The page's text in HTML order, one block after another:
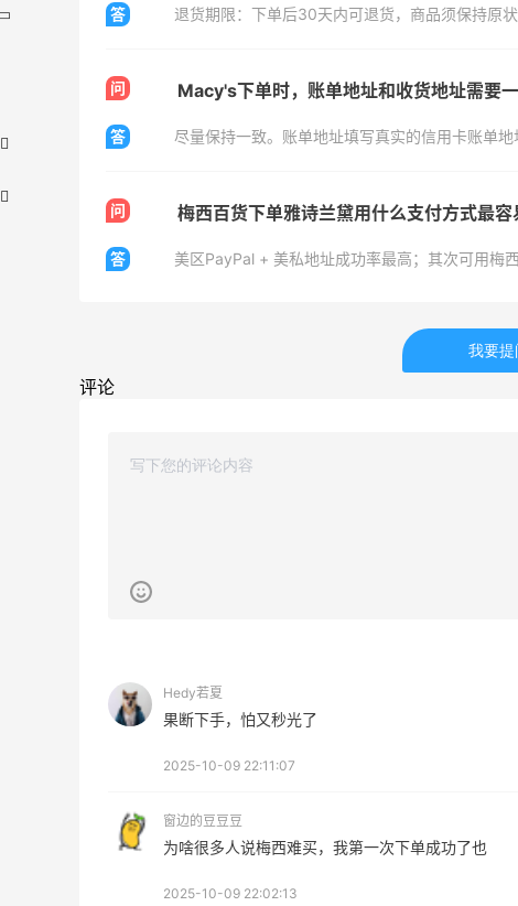
答
问 Macy's下单时，账单地址和收货地址需要一
答
问 梅西百货下单雅诗兰黛用什么支付方式最容
答
我要提
评论
Hedy若夏
果断下手，怕又秒光了
2025-10-09 22:11:07
窗边的豆豆豆
为啥很多人说梅西难买，我第一次下单成功了也
2025-10-09 22:02:13
Sandro us：限时闪促！法式美衣精选
Little Spoon：全品类婴童食品特惠！科学
4天13小时
iHerb ：88全球好物节！选购日常保健、
无门槛7.5折